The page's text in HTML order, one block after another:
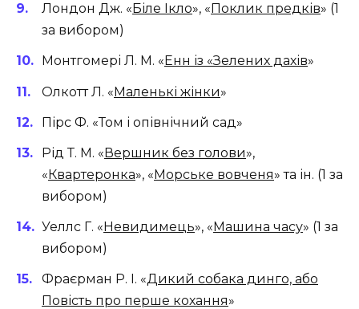
Лондон Дж. « Біле Ікло», « Поклик предків» (1
за вибором)
Монтгомері Л. М. « Енн із «Зелених дахів»
Олкотт Л. «Маленькі жінки»
Пірс Ф. «Том і опівнічний сад»
Рід Т. М. «Вершник без голови»,
«Квартеронка», «Морське вовченя» та ін. (1 за
вибором)
Уеллс Г. « Невидимець», « Машина часу» (1 за
вибором)
Фраєрман Р. І. «Дикий собака динго, або
Повість про перше кохання»